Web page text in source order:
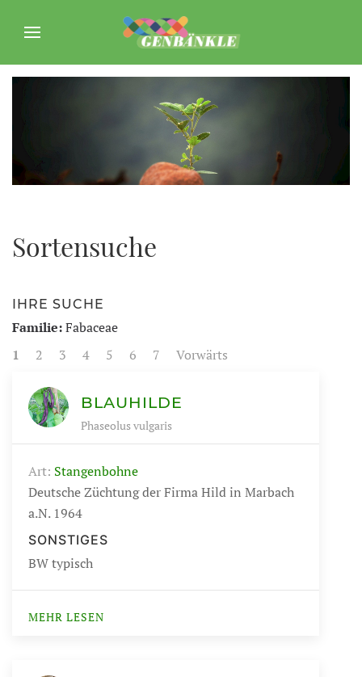
Sortensuche
IHRE SUCHE
Familie:Fabaceae
1
2 3 4 5 6 7 Vorwärts
BLAUHILDE
Phaseolus vulgaris
Art: Stangenbohne
Deutsche Züchtung der Firma Hild in Marbach
a.N. 1964
SONSTIGES
BW typisch
MEHR LESEN